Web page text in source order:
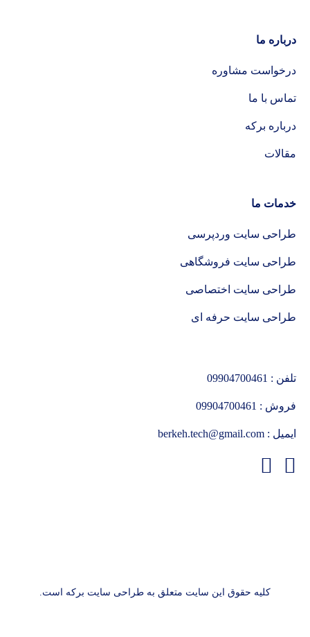
مبلغ سفارش شما:
ثبت سفارش
درباره ما
درخواست مشاوره
تماس با ما
درباره برکه
مقالات
خدمات ما
طراحی سایت وردپرسی
طراحی سایت فروشگاهی
طراحی سایت اختصاصی
طراحی سایت حرفه ای
تلفن : 09904700461
فروش : 09904700461
ایمیل : berkeh.tech@gmail.com
کلیه حقوق این سایت متعلق به طراحی سایت برکه است.